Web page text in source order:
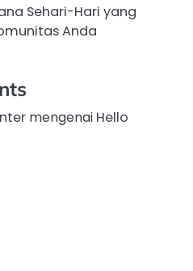
Sehari-Hari yang
Anda
mengenai Hello